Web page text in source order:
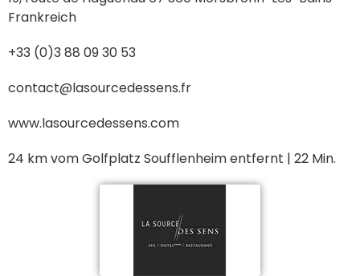
Frankreich
+33 (0)3 88 09 30 53
contact@lasourcedessens.fr
www.lasourcedessens.com
24 km vom Golfplatz Soufflenheim entfernt | 22 Min.